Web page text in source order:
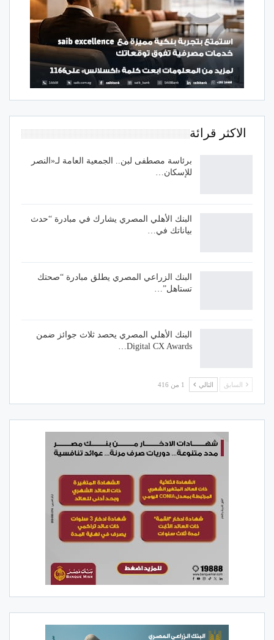
الاكثر قرائة
برئاسة مصطفى لبن.. الجمعية العامة لـ«النصر
للإسكان…
البنك الأهلي المصري يشارك في مبادرة “حدث
بياناتك في…
البنك الزراعي المصري يطلق مبادرة “صحتك
تستاهل”…
البنك الأهلي المصري يحصد ثلاث جوائز ضمن
Digital CX Awards…
السابق التالي 1 من 416